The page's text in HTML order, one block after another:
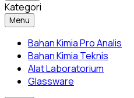
Kategori
Menu
Bahan Kimia Pro Analis
Bahan Kimia Teknis
Alat Laboratorium
Glassware